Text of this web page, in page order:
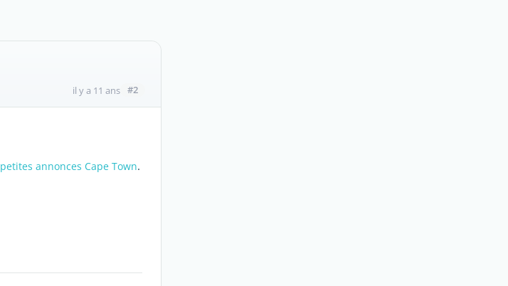
il y a 11 ans #2
petites annonces Cape Town.